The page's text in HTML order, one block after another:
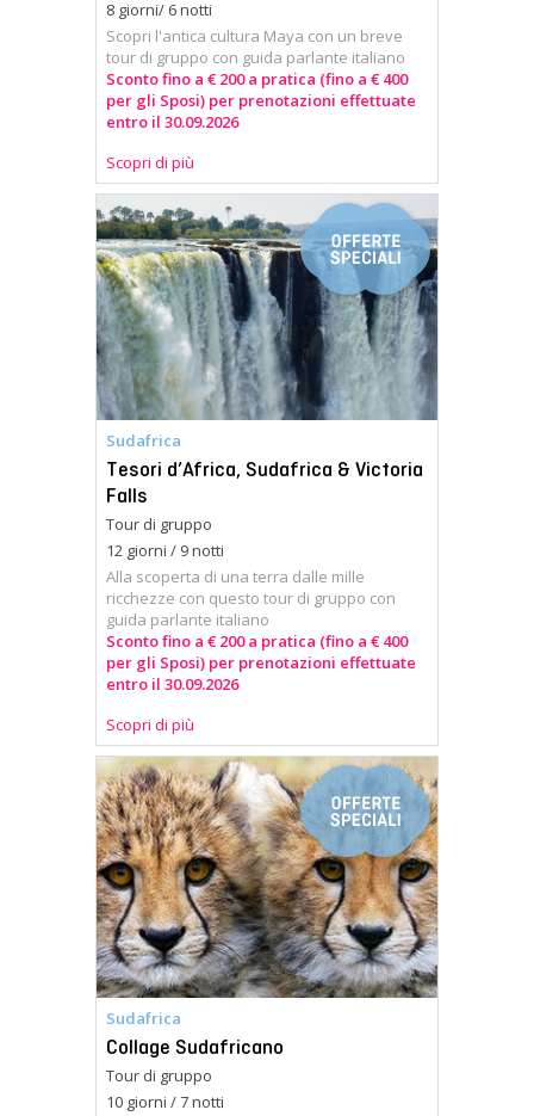
8 giorni/ 6 notti
Scopri l'antica cultura Maya con un breve
tour di gruppo con guida parlante italiano
Sconto fino a € 200 a pratica (fino a € 400
per gli Sposi) per prenotazioni effettuate
entro il 30.09.2026
Scopri di più
Sudafrica
Tesori d’Africa, Sudafrica & Victoria
Falls
Tour di gruppo
12 giorni / 9 notti
Alla scoperta di una terra dalle mille
ricchezze con questo tour di gruppo con
guida parlante italiano
Sconto fino a € 200 a pratica (fino a € 400
per gli Sposi) per prenotazioni effettuate
entro il 30.09.2026
Scopri di più
Sudafrica
Collage Sudafricano
Tour di gruppo
10 giorni / 7 notti